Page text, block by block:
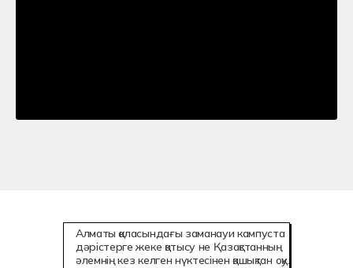
Алматы қаласындағы заманауи кампуста
дәрістерге жеке қатысу не Қазақстанның
әлемнің кез келген нүктесінен қашықтан оқу.